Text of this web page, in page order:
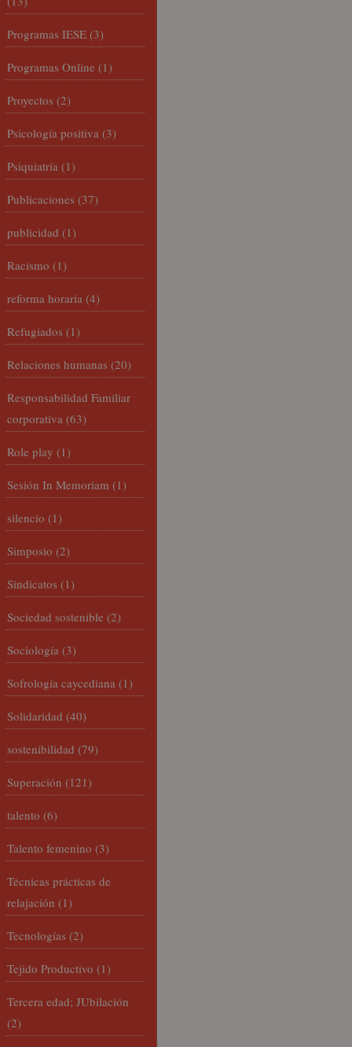
Programas IESE (3)
Programas Online (1)
Proyectos (2)
Psicología positiva (3)
Psiquiatría (1)
Publicaciones (37)
publicidad (1)
Racismo (1)
reforma horaria (4)
Refugiados (1)
Relaciones humanas (20)
Responsabilidad Familiar
corporativa (63)
Role play (1)
Sesión In Memoriam (1)
silencio (1)
Simposio (2)
Sindicatos (1)
Sociedad sostenible (2)
Sociología (3)
Sofrología caycediana (1)
Solidaridad (40)
sostenibilidad (79)
Superación (121)
talento (6)
Talento femenino (3)
Técnicas prácticas de
relajación (1)
Tecnologías (2)
Tejido Productivo (1)
Tercera edad; JUbilación
(2)